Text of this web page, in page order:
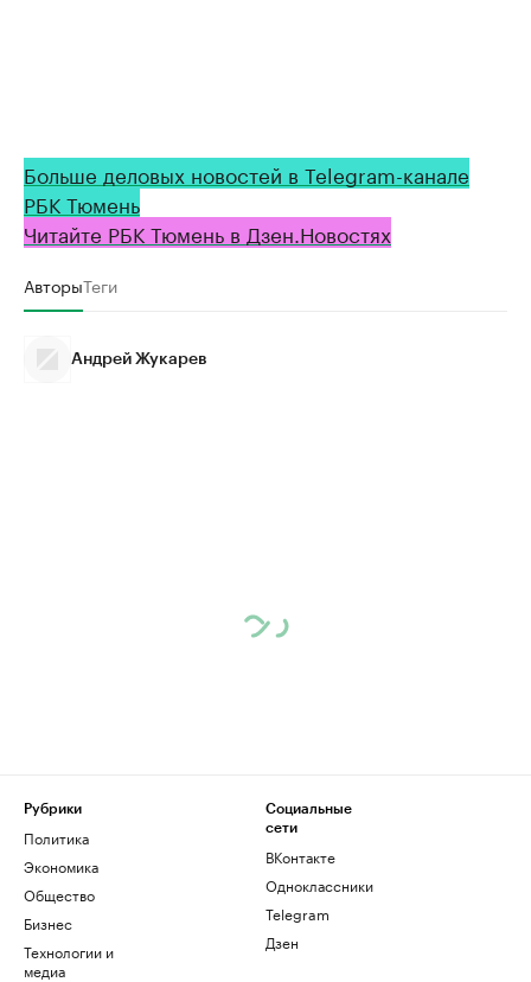
Больше деловых новостей в Telegram-канале
РБК Тюмень
Читайте РБК Тюмень в Дзен.Новостях
АвторыТеги
Андрей Жукарев
Рубрики
Политика
Экономика
Общество
Бизнес
Технологии и
медиа
Социальные
сети
ВКонтакте
Одноклассники
Telegram
Дзен